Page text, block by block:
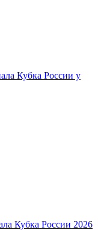
Кубка России у
Кубка России 2026